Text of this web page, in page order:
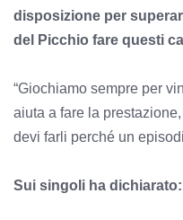
disposizione per
del Picchio fare questi
“Giochiamo sempre per
aiuta a fare la
devi farli perché un
Sui singoli ha dichiarato: